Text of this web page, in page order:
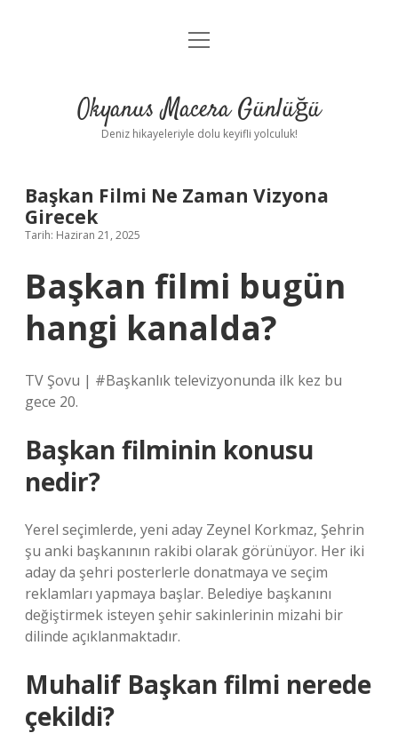
Anasayfa
Yasal Uyarı
menüyü
Okyanus Macera Günlüğü
Deniz hikayeleriyle dolu keyifli yolculuk!
Başkan Filmi Ne Zaman Vizyona
Girecek
Tarih: Haziran 21, 2025
Başkan filmi bugün
hangi kanalda?
TV Şovu | #Başkanlık televizyonunda ilk kez bu
gece 20.
Başkan filminin konusu
nedir?
Yerel seçimlerde, yeni aday Zeynel Korkmaz, Şehrin
şu anki başkanının rakibi olarak görünüyor. Her iki
aday da şehri posterlerle donatmaya ve seçim
reklamları yapmaya başlar. Belediye başkanını
değiştirmek isteyen şehir sakinlerinin mizahi bir
dilinde açıklanmaktadır.
Muhalif Başkan filmi nerede
çekildi?